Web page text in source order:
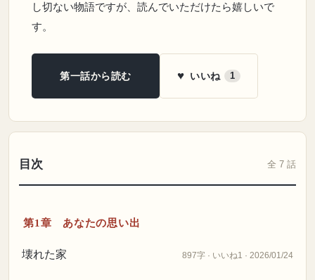
し切ない物語ですが、読んでいただけたら嬉しいで
す。
第一話から読む ♥ いいね 1
目次 全 7 話
第1章 あなたの思い出
壊れた家 897字 · いいね1 · 2026/01/24